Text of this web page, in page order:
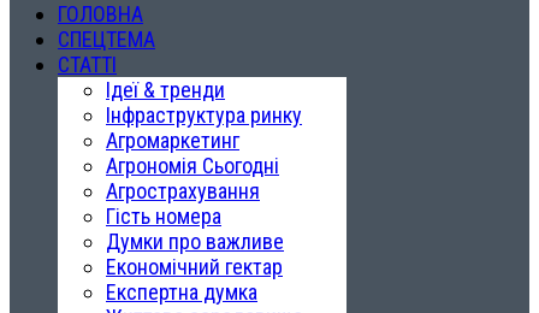
ГОЛОВНА
СПЕЦТЕМА
СТАТТІ
Ідеї & тренди
Інфраструктура ринку
Агромаркетинг
Агрономія Сьогодні
Агрострахування
Гість номера
Думки про важливе
Економічний гектар
Експертна думка